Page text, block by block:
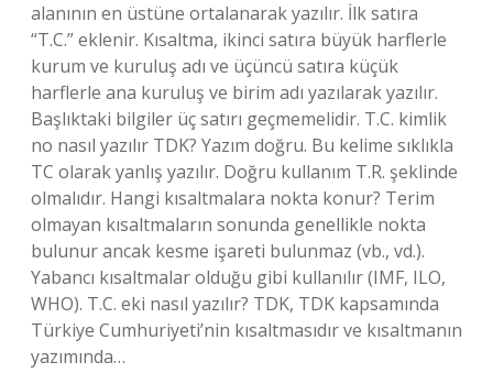
alanının en üstüne ortalanarak yazılır. İlk satıra
“T.C.” eklenir. Kısaltma, ikinci satıra büyük harflerle
kurum ve kuruluş adı ve üçüncü satıra küçük
harflerle ana kuruluş ve birim adı yazılarak yazılır.
Başlıktaki bilgiler üç satırı geçmemelidir. T.C. kimlik
no nasıl yazılır TDK? Yazım doğru. Bu kelime sıklıkla
TC olarak yanlış yazılır. Doğru kullanım T.R. şeklinde
olmalıdır. Hangi kısaltmalara nokta konur? Terim
olmayan kısaltmaların sonunda genellikle nokta
bulunur ancak kesme işareti bulunmaz (vb., vd.).
Yabancı kısaltmalar olduğu gibi kullanılır (IMF, ILO,
WHO). T.C. eki nasıl yazılır? TDK, TDK kapsamında
Türkiye Cumhuriyeti’nin kısaltmasıdır ve kısaltmanın
yazımında…